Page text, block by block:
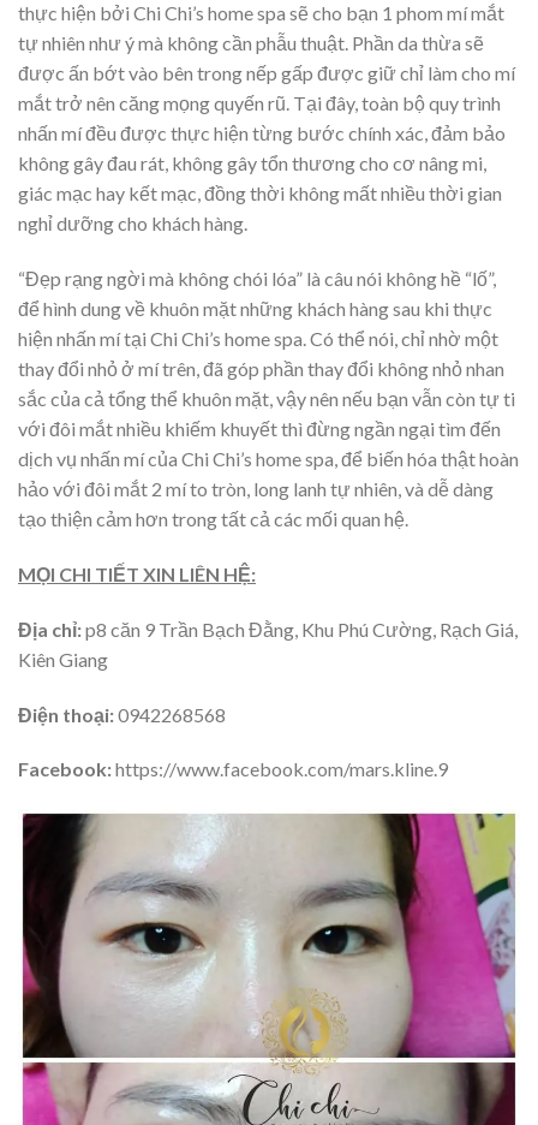
thực hiện bởi Chi Chi’s home spa sẽ cho bạn 1 phom mí mắt
tự nhiên như ý mà không cần phẫu thuật. Phần da thừa sẽ
được ấn bớt vào bên trong nếp gấp được giữ chỉ làm cho mí
mắt trở nên căng mọng quyến rũ. Tại đây, toàn bộ quy trình
nhấn mí đều được thực hiện từng bước chính xác, đảm bảo
không gây đau rát, không gây tổn thương cho cơ nâng mi,
giác mạc hay kết mạc, đồng thời không mất nhiều thời gian
nghỉ dưỡng cho khách hàng.
“Đẹp rạng ngời mà không chói lóa” là câu nói không hề “lố”,
để hình dung về khuôn mặt những khách hàng sau khi thực
hiện nhấn mí tại Chi Chi’s home spa. Có thể nói, chỉ nhờ một
thay đổi nhỏ ở mí trên, đã góp phần thay đổi không nhỏ nhan
sắc của cả tổng thể khuôn mặt, vậy nên nếu bạn vẫn còn tự ti
với đôi mắt nhiều khiếm khuyết thì đừng ngần ngại tìm đến
dịch vụ nhấn mí của Chi Chi’s home spa, để biến hóa thật hoàn
hảo với đôi mắt 2 mí to tròn, long lanh tự nhiên, và dễ dàng
tạo thiện cảm hơn trong tất cả các mối quan hệ.
MỌI CHI TIẾT XIN LIÊN HỆ:
Địa chỉ:p8 căn 9 Trần Bạch Đằng, Khu Phú Cường, Rạch Giá,
Kiên Giang
Điện thoại:0942268568
Facebook:https://www.facebook.com/mars.kline.9